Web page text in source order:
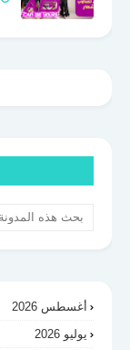
أغسطس 2026
يوليو 2026